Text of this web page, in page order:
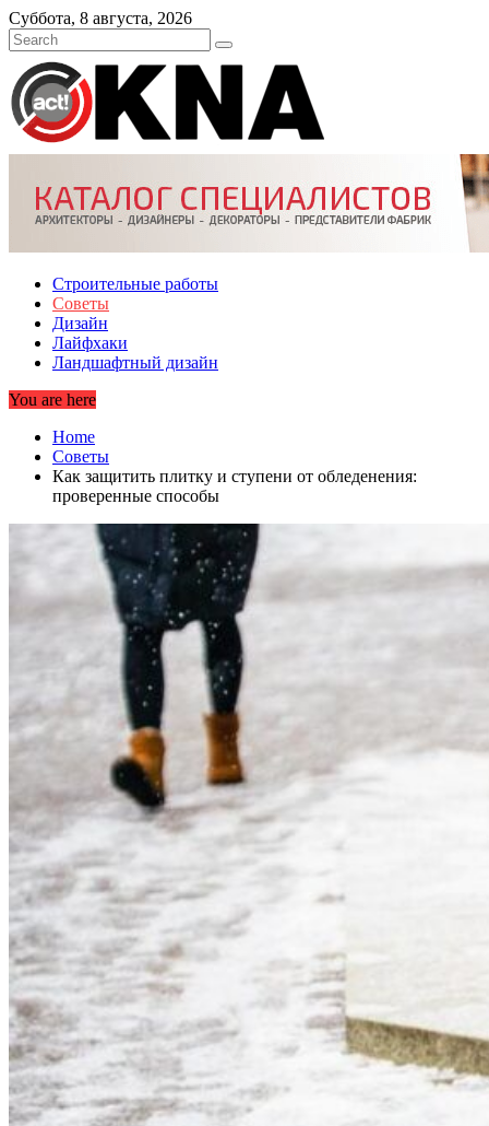
Skip
to
content
Суббота, 8 августа, 2026
Строительные работы
Советы
Дизайн
Лайфхаки
Ландшафтный дизайн
You are here
Home
Советы
Как защитить плитку и ступени от обледенения:
проверенные способы